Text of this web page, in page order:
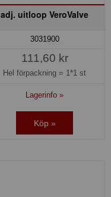
adj. uitloop VeroValve
3031900
111,60 kr
Hel förpackning = 1*1 st
Lagerinfo »
Köp »